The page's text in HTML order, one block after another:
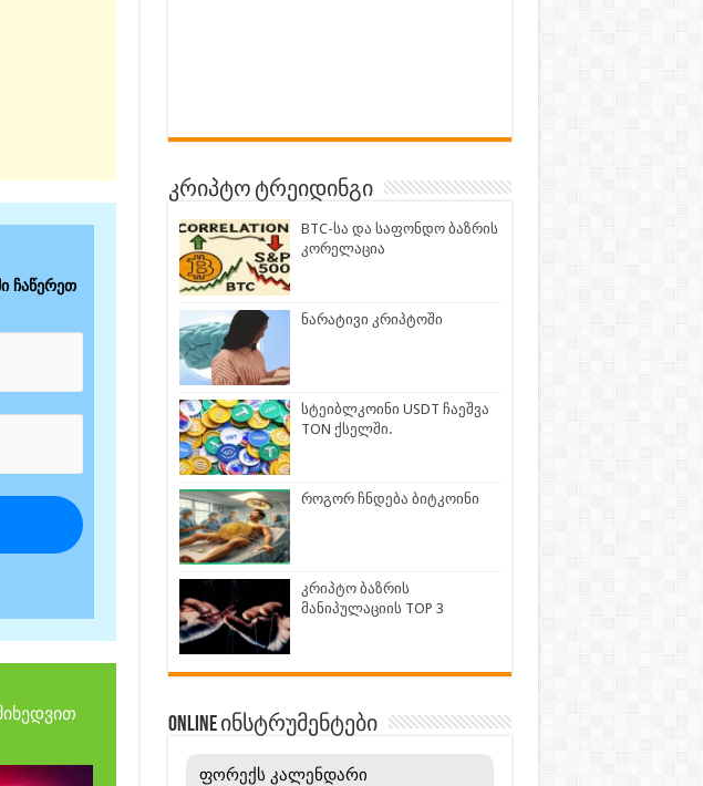
ჩაწერეთ
კრიპტო ტრეიდინგი
BTC-სა და საფონდო ბაზრის
კორელაცია
ნარატივი კრიპტოში
სტეიბლკოინი USDT ჩაეშვა
TON ქსელში.
როგორ ჩნდება ბიტკოინი
კრიპტო ბაზრის
მანიპულაციის TOP 3
ONLINE ინსტრუმენტები
ფორექს კალენდარი